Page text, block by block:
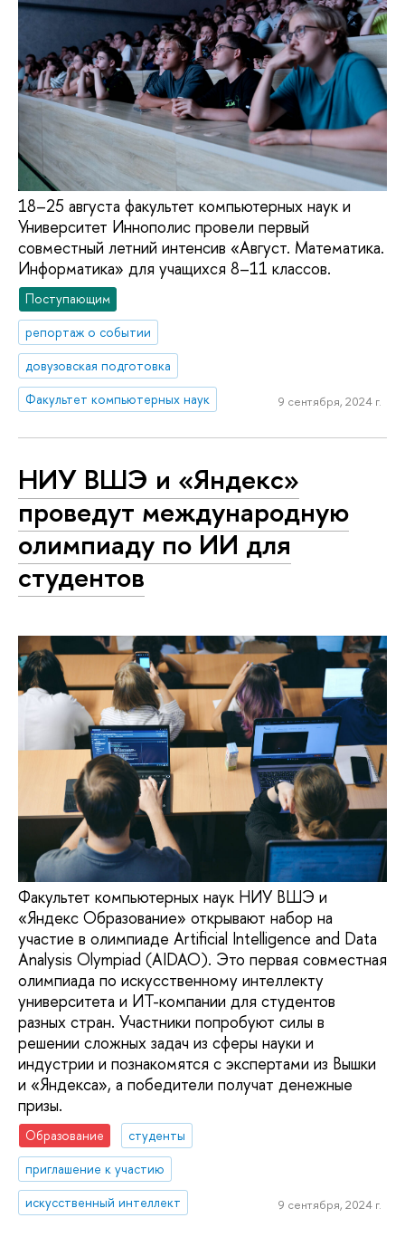
18–25 августа факультет компьютерных наук и
Университет Иннополис провели первый
совместный летний интенсив «Август. Математика.
Информатика» для учащихся 8–11 классов.
Поступающим
репортаж о событии
довузовская подготовка
Факультет компьютерных наук
9 сентября, 2024 г.
НИУ ВШЭ и «Яндекс»
проведут международную
олимпиаду по ИИ для
студентов
Факультет компьютерных наук НИУ ВШЭ и
«Яндекс Образование» открывают набор на
участие в олимпиаде Artificial Intelligence and Data
Analysis Olympiad (AIDAO). Это первая совместная
олимпиада по искусственному интеллекту
университета и ИТ-компании для студентов
разных стран. Участники попробуют силы в
решении сложных задач из сферы науки и
индустрии и познакомятся с экспертами из Вышки
и «Яндекса», а победители получат денежные
призы.
Образование
студенты
приглашение к участию
искусственный интеллект
9 сентября, 2024 г.